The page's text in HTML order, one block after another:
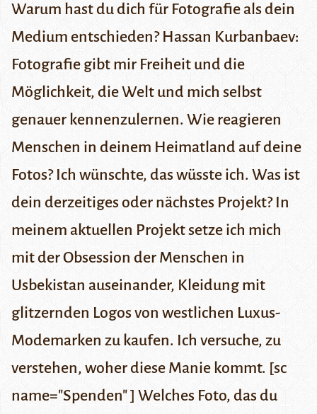
Warum hast du dich für Fotografie als dein
Medium entschieden? Hassan Kurbanbaev:
Fotografie gibt mir Freiheit und die
Möglichkeit, die Welt und mich selbst
genauer kennenzulernen. Wie reagieren
Menschen in deinem Heimatland auf deine
Fotos? Ich wünschte, das wüsste ich. Was ist
dein derzeitiges oder nächstes Projekt? In
meinem aktuellen Projekt setze ich mich
mit der Obsession der Menschen in
Usbekistan auseinander, Kleidung mit
glitzernden Logos von westlichen Luxus-
Modemarken zu kaufen. Ich versuche, zu
verstehen, woher diese Manie kommt. [sc
name="Spenden" ] Welches Foto, das du